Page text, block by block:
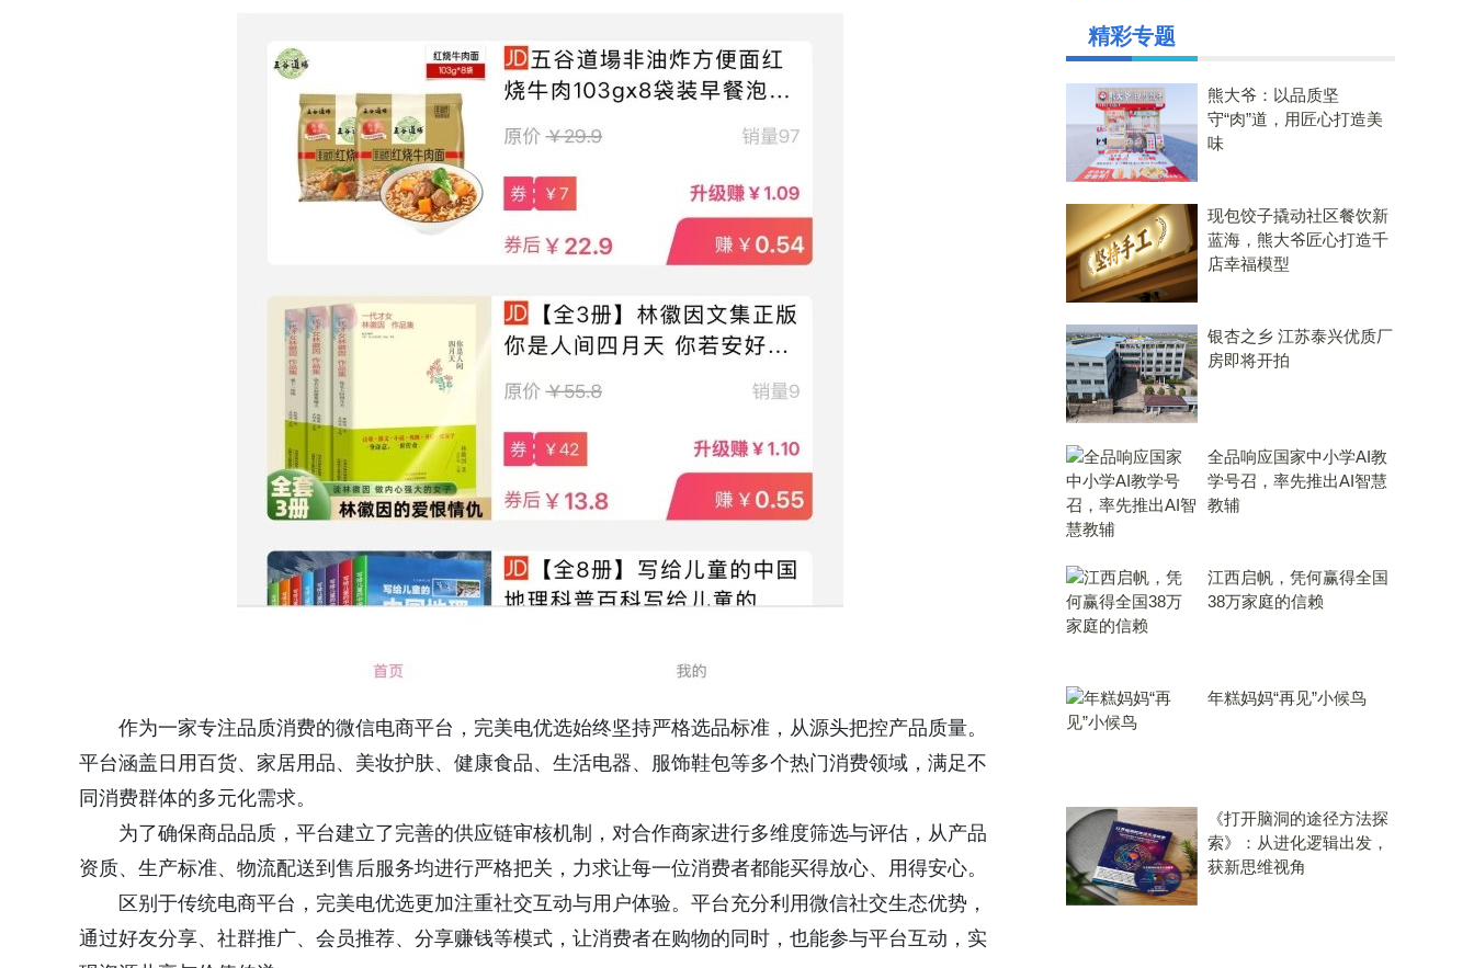
作为一家专注品质消费的微信电商平台，完美电优选始终坚持严格选品标准，从源头把控产品质量。
平台涵盖日用百货、家居用品、美妆护肤、健康食品、生活电器、服饰鞋包等多个热门消费领域，满足不
同消费群体的多元化需求。
为了确保商品品质，平台建立了完善的供应链审核机制，对合作商家进行多维度筛选与评估，从产品
资质、生产标准、物流配送到售后服务均进行严格把关，力求让每一位消费者都能买得放心、用得安心。
区别于传统电商平台，完美电优选更加注重社交互动与用户体验。平台充分利用微信社交生态优势，
通过好友分享、社群推广、会员推荐、分享赚钱等模式，让消费者在购物的同时，也能参与平台互动，实
精彩专题
熊大爷：以品质坚
守“肉”道，用匠心打造美
味
现包饺子撬动社区餐饮新
蓝海，熊大爷匠心打造千
店幸福模型
银杏之乡 江苏泰兴优质厂
房即将开拍
全品响应国家中小学AI教
学号召，率先推出AI智慧
教辅
江西启帆，凭何赢得全国
38万家庭的信赖
年糕妈妈“再见”小候鸟
《打开脑洞的途径方法探
索》：从进化逻辑出发，
获新思维视角